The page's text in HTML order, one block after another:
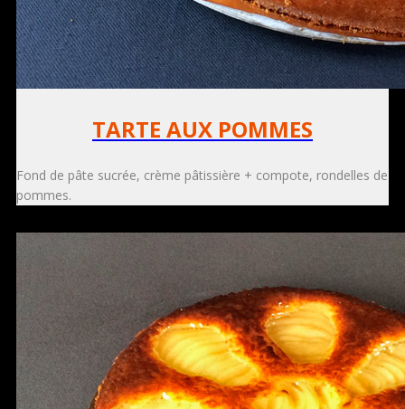
TARTE AUX POMMES
Fond de pâte sucrée, crème pâtissière + compote, rondelles de
pommes.